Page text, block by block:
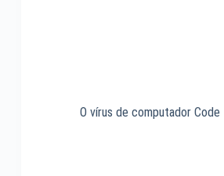
O vírus de computador Code